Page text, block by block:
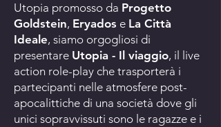
Utopia promosso da Progetto
Goldstein, Eryados e La Città
Ideale, siamo orgogliosi di
presentare Utopia - Il viaggio, il live
action role-play che trasporterà i
partecipanti nelle atmosfere post-
apocalittiche di una società dove gli
unici sopravvissuti sono le ragazze e i